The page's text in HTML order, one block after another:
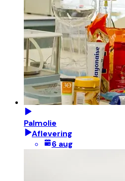
Palmolie
Aflevering
6 aug